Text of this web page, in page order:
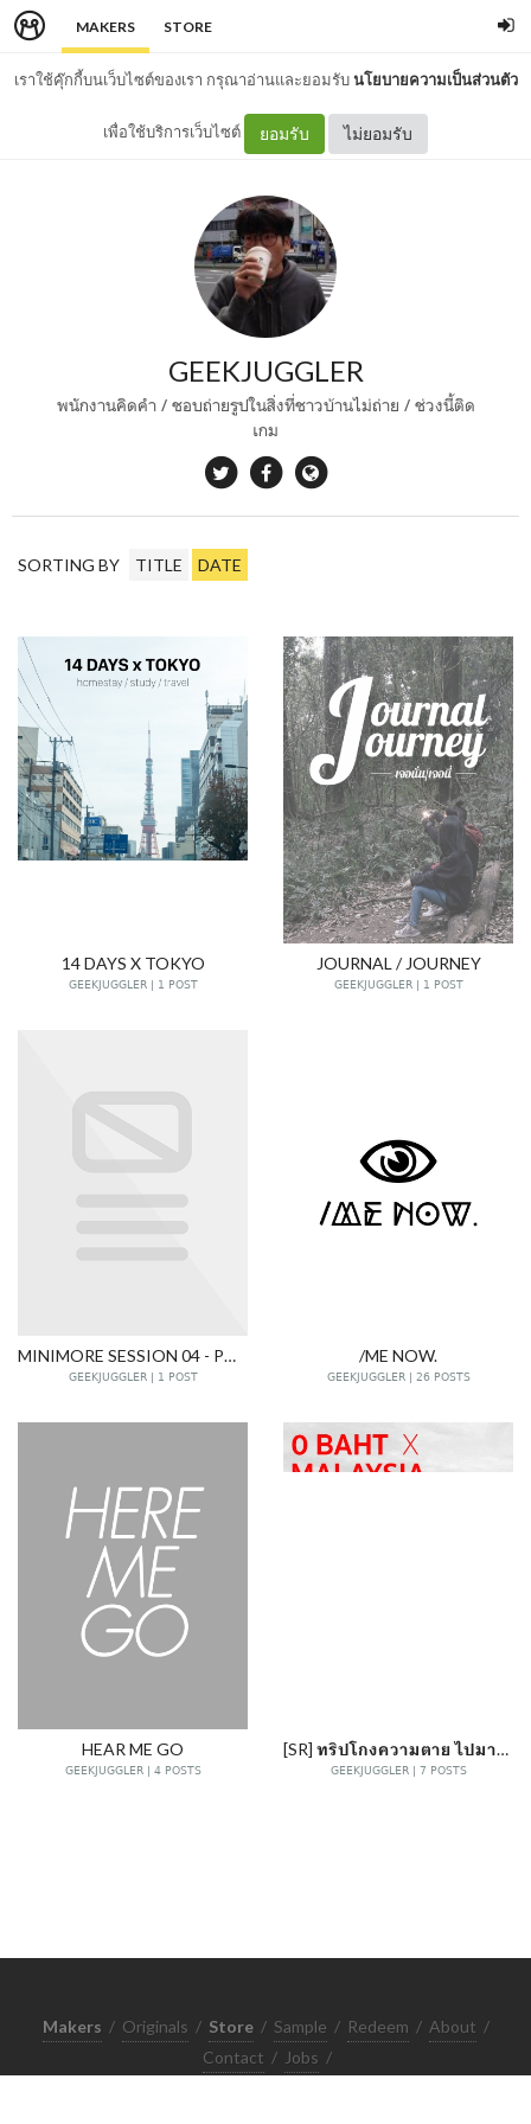
MAKERS STORE
เราใช้คุ๊กกี้บนเว็บไซต์ของเรา กรุณาอ่านและยอมรับนโยบายความเป็นส่วนตัว
เพื่อใช้บริการเว็บไซต์ ยอมรับ ไม่ยอมรับ
GEEKJUGGLER
พนักงานคิดคำ / ชอบถ่ายรูปในสิ่งที่ชาวบ้านไม่ถ่าย / ช่วงนี้ติด
เกม
SORTING BY TITLE DATE
14 DAYS X TOKYO
GEEKJUGGLER | 1 POST
JOURNAL / JOURNEY
GEEKJUGGLER | 1 POST
MINIMORE SESSION 04 - PODCAST
GEEKJUGGLER | 1 POST
/ME NOW.
GEEKJUGGLER | 26 POSTS
HEAR ME GO
GEEKJUGGLER | 4 POSTS
[SR] ทริปโกงความตาย ไปมาเลย์ราคา 0 บาท
GEEKJUGGLER | 7 POSTS
Makers / Originals / Store / Sample / Redeem / About /
Contact / Jobs /